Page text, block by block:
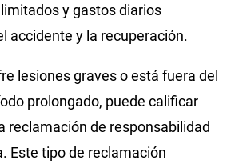
y gastos diarios
accidente y la recuperación.
lesiones graves o está fuera del
prolongado, puede calificar
reclamación de responsabilidad
Este tipo de reclamación